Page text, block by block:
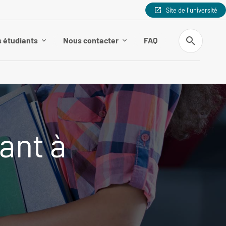
Site de l'université
étudiants Nous contacter FAQ
Recherche
à